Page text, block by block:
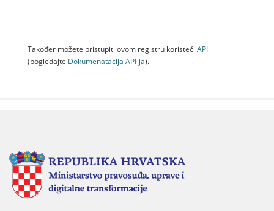
Također možete pristupiti ovom registru koristeći API
(pogledajte Dokumenаtаcijа API-jа).